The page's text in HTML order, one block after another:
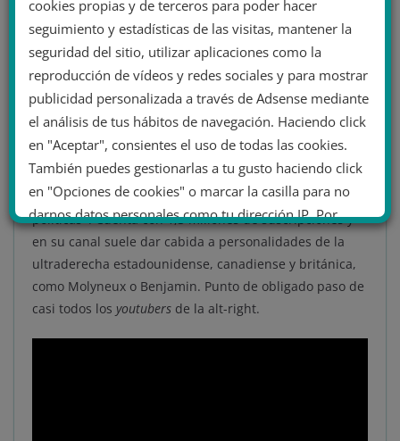
youtuber
canadiense, Lauren Southern
quien, con
680.000 suscriptores, promulga ideas LGTBfóbicas
(especialmente tránsfobas), antifeministas y xenófobas.
Otro
youtuber
canadiense ultraderechista conocido es
Davis Aurini
Importante mencionar también aDave Rubin, del canal
The Rubin Report, que se autodenomina como «medio
que usa la razón para entablar conversaciones
políticas». Cuenta con 1,3 millones de suscripciones y
en su canal suele dar cabida a personalidades de la
ultraderecha estadounidense, canadiense y británica,
como Molyneux o Benjamin. Punto de obligado paso de
casi todos los youtubers de la alt-right.
cookies propias y de terceros para poder hacer
seguimiento y estadísticas de las visitas, mantener la
seguridad del sitio, utilizar aplicaciones como la
reproducción de vídeos y redes sociales y para mostrar
publicidad personalizada a través de Adsense mediante
el análisis de tus hábitos de navegación. Haciendo click
en "Aceptar", consientes el uso de todas las cookies.
También puedes gestionarlas a tu gusto haciendo click
en "Opciones de cookies" o marcar la casilla para no
darnos datos personales como tu dirección IP. Por
último, puedes leer nuestra Política de cookies.
No dar mi información personal